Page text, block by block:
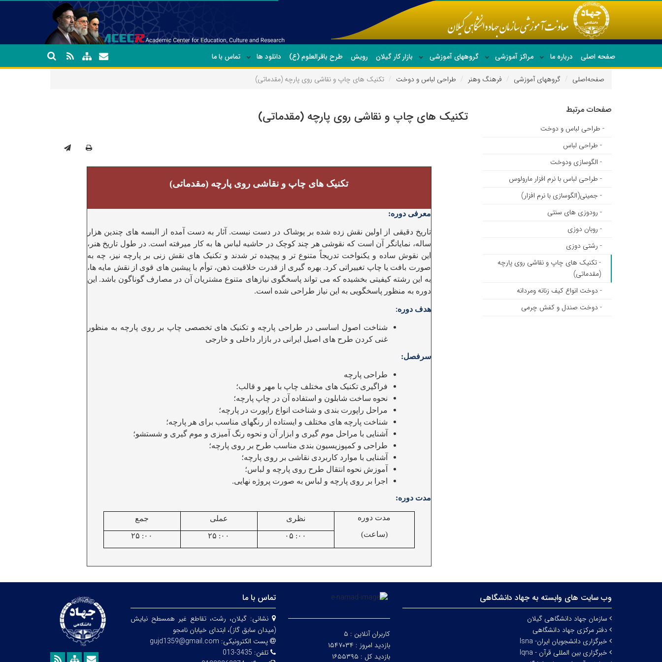
صفحه اصلی درباره ما مراکز آموزشی گروههای آموزشی بازار کار گیلان رویش طرح باقرالعلوم (ع) دانلود ها تماس با ما
جدیدترین دوره ها
صفحه‌اصلی گروههای آموزشی فرهنگ وهنر طراحی لباس و دوخت تکنیک های چاپ و نقاشی روی پارچه (مقدماتی)
تکنیک های چاپ و نقاشی روی پارچه (مقدماتی)
تکنیک های چاپ و نقاشی روی پارچه (مقدماتی)
معرفی دوره:
تاریخ دقیقی از اولین نقش زده شده بر پوشاک در دست نیست. آثار به دست آمده از البسه های چندین هزار
ساله، نمایانگر آن است که نقوشی هر چند کوچک در حاشیه لباس ها به کار میرفته است. در طول تاریخ هنر،
این نقوش ساده و یکنواخت تدریجاً متنوع تر و پیچیده تر شدند و تکنیک های نقش زنی بر پارچه نیز، چه به
صورت بافت یا چاپ تغییراتی کرد. بهره گیری از قدرت خلاقیت ذهن، توأم با پیشین های قوی از نقش مایه ها،
به این رشته کیفیتی بخشیده که می تواند پاسخگوی نیازهای متنوع مشتریان آن در مصارف گوناگون باشد. این
دوره به منظور پاسخگویی به این نیاز طراحی شده است.
هدف دوره:
شناخت اصول اساسی در طراحی پارچه و تکنیک های تخصصی چاپ بر روی پارچه به منظور
غنی کردن طرح های اصیل ایرانی در بازار داخلی و خارجی
سرفصل:
طراحی پارچه
فراگیری تکنیک های مختلف چاپ با مهر و قالب؛
نحوه ساخت شابلون و استفاده آن در چاپ پارچه؛
مراحل راپورت بندی و شناخت انواع راپورت در پارچه؛
شناخت پارچه های مختلف و ایستاده از رنگهای مناسب برای هر پارچه؛
آشنایی با مراحل موم گیری و ابزار آن و نحوه رنگ آمیزی و موم گیری و شستشو؛
طراحی و کمپوزیسیون بندی مناسب طرح بر روی پارچه؛
آشنایی با موارد کاربردی نقاشی بر روی پارچه؛
آموزش نحوه انتقال طرح روی پارچه و لباس؛
اجرا بر روی پارچه و لباس به صورت پروژه نهایی.
مدت دوره:
مدت دوره
(ساعت)
نظری عملی جمع
۰۵ :۰۰ ۲۵ :۰۰ ۲۵ :۰۰
صفحات مرتبط
- طراحی لباس و دوخت
- طراحی لباس
- الگوسازی ودوخت
- طراحی لباس با نرم افزار مارولوس
- جمینی(الگوسازی با نرم افزار)
- رودوزی های سنتی
- روبان دوزی
- رشتی دوزی
- تکنیک های چاپ و نقاشی روی پارچه
(مقدماتی)
- دوخت انواع کیف زنانه ومردانه
- دوخت صندل و کفش چرمی
وب سایت های وابسته به جهاد دانشگاهی
سازمان جهاد دانشگاهی گیلان
دفتر مرکزی جهاد دانشگاهی
خبرگزاری دانشجویان ایران- Isna
خبرگزاری بین المللی قرآن - Iqna
کاربران آنلاین : ۵
بازدید امروز : ۱۵۴۷۰۳۴
بازدید کل : ۱۶۵۵۳۹۵
تماس با ما
نشانی:گیلان، رشت، تقاطع غیر همسطح نیایش
(میدان سابق گاز)، ابتدای خیابان نامجو
پست الکترونیکی: gujd1359@gmail.com
تلفن: 3435-013